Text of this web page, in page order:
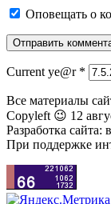
Оповещать о
Current ye@r *
Все материалы
Copyleft 😉 12
Разработка сайта:
При поддержке